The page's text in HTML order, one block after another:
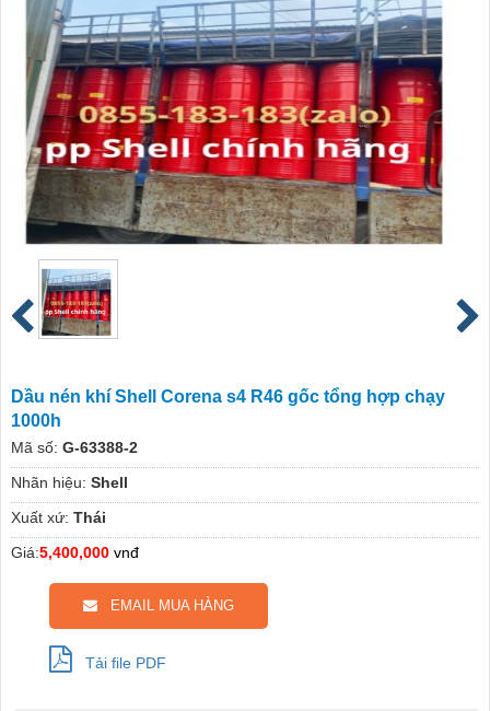
Dầu nén khí Shell Corena s4 R46 gốc tổng hợp chạy
1000h
Mã số: G-63388-2
Nhãn hiệu: Shell
Xuất xứ: Thái
Giá:5,400,000 vnđ
EMAIL MUA HÀNG
Tải file PDF